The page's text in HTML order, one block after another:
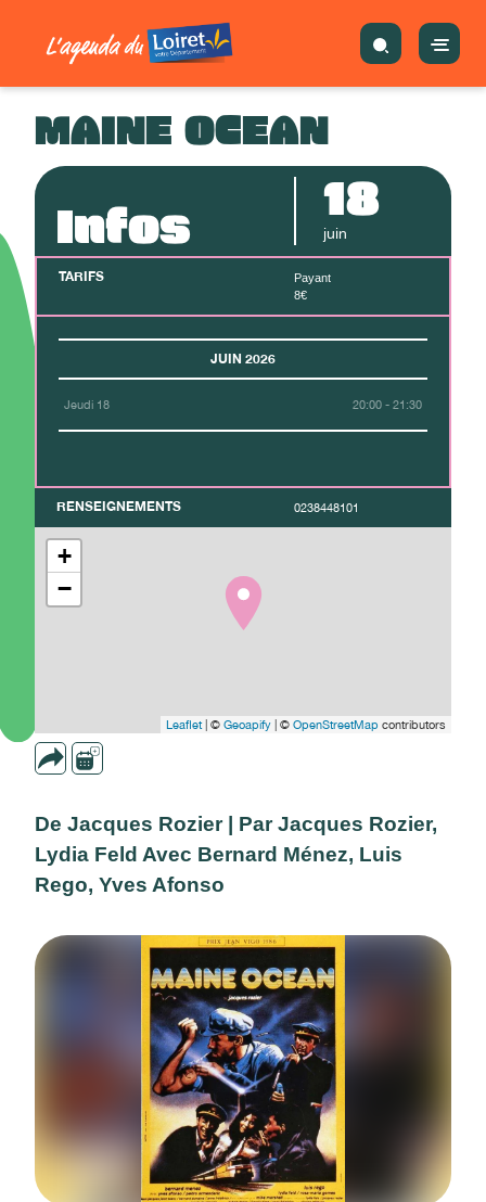
MAINE OCEAN
Infos 18
juin
TARIFS
Payant
8€
JUIN 2026
Jeudi 18 20:00 - 21:30
RENSEIGNEMENTS 0238448101
+
−
Leaflet| © Geoapify | © OpenStreetMap contributors
De Jacques Rozier | Par Jacques Rozier,
Lydia Feld Avec Bernard Ménez, Luis
Rego, Yves Afonso